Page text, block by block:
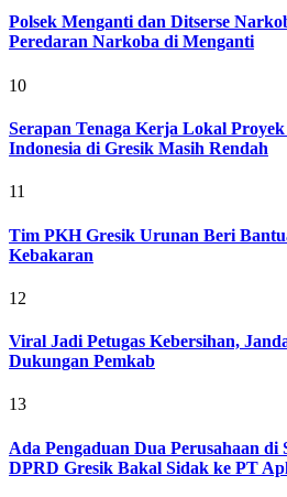
Polsek Menganti dan Ditserse
Peredaran Narkoba di Menganti
10
Serapan Tenaga Kerja Lokal
Indonesia di Gresik Masih Rendah
11
Tim PKH Gresik Urunan Beri
Kebakaran
12
Viral Jadi Petugas Kebersihan,
Dukungan Pemkab
13
Ada Pengaduan Dua Perusahaan
DPRD Gresik Bakal Sidak ke PT